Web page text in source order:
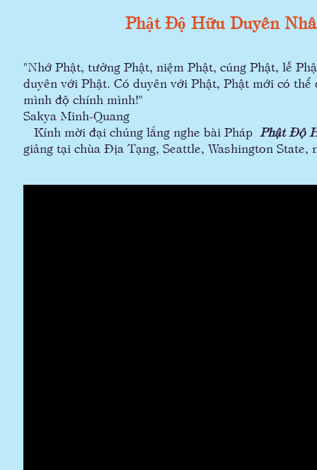
Phật Độ Hữu Duyên
"Nhớ Phật, tưởng Phật, niệm Phật, cúng Phật, lễ
duyên với Phật. Có duyên với Phật, Phật mới có
mình độ chính mình!"
Sakya Minh-Quang
Kính mời đại chúng lắng nghe bài Pháp Phật Độ
giảng tại chùa Địa Tạng, Seattle, Washington State,